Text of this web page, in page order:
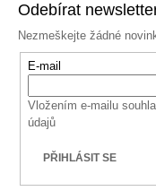
Odebírat
Nezmeškejte žádné
E-mail
Vložením e-mailu
údajů
PŘIHLÁSIT SE